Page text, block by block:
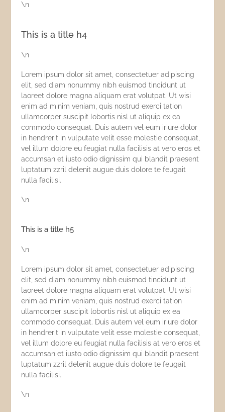
\n
This is a title h4
\n
Lorem ipsum dolor sit amet, consectetuer adipiscing
elit, sed diam nonummy nibh euismod tincidunt ut
laoreet dolore magna aliquam erat volutpat. Ut wisi
enim ad minim veniam, quis nostrud exerci tation
ullamcorper suscipit lobortis nisl ut aliquip ex ea
commodo consequat. Duis autem vel eum iriure dolor
in hendrerit in vulputate velit esse molestie consequat,
vel illum dolore eu feugiat nulla facilisis at vero eros et
accumsan et iusto odio dignissim qui blandit praesent
luptatum zzril delenit augue duis dolore te feugait
nulla facilisi.
\n
This is a title h5
\n
Lorem ipsum dolor sit amet, consectetuer adipiscing
elit, sed diam nonummy nibh euismod tincidunt ut
laoreet dolore magna aliquam erat volutpat. Ut wisi
enim ad minim veniam, quis nostrud exerci tation
ullamcorper suscipit lobortis nisl ut aliquip ex ea
commodo consequat. Duis autem vel eum iriure dolor
in hendrerit in vulputate velit esse molestie consequat,
vel illum dolore eu feugiat nulla facilisis at vero eros et
accumsan et iusto odio dignissim qui blandit praesent
luptatum zzril delenit augue duis dolore te feugait
nulla facilisi.
\n